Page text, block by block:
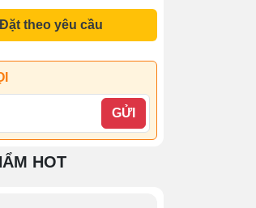
Đặt theo yêu cầu
GỬI
HOT